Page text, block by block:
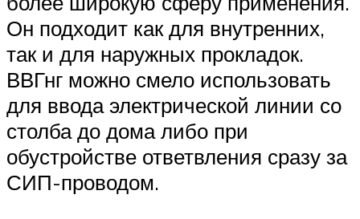
Он подходит как для внутренних,
так и для наружных прокладок.
ВВГнг можно смело использовать
для ввода электрической линии со
столба до дома либо при
обустройстве ответвления сразу за
СИП-проводом.